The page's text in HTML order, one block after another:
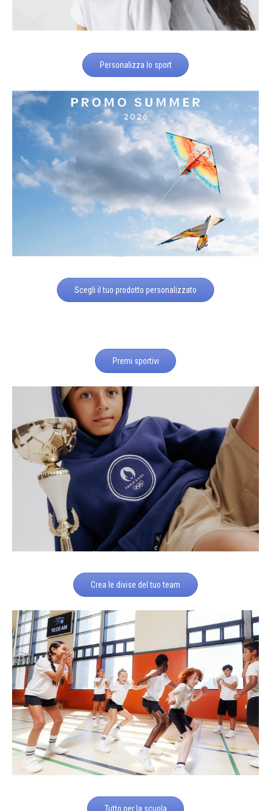
Personalizza lo sport
Scegli il tuo prodotto personalizzato
Premi sportivi
Crea le divise del tuo team
Tutto per la scuola